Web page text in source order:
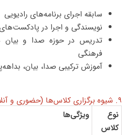
سابقه اجرای برنامه‌های رادیویی
نویسندگی و اجرا در
تدریس در حوزه صدا و بیان
فرهنگی
آموزش ترکیبی صدا، بیان،
۹. شیوه برگزاری کلاس‌ها (حضوری و آنلاین)
نوع
کلاس
ویژگی‌ها